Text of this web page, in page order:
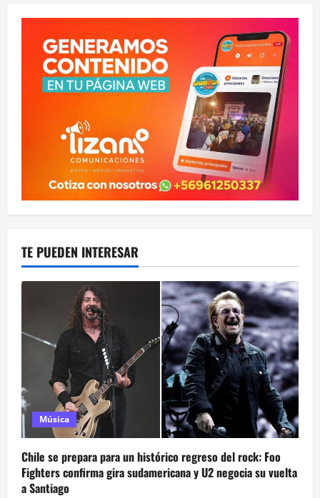
TE PUEDEN INTERESAR
Música
Chile se prepara para un histórico regreso del rock: Foo
Fighters confirma gira sudamericana y U2 negocia su vuelta
a Santiago